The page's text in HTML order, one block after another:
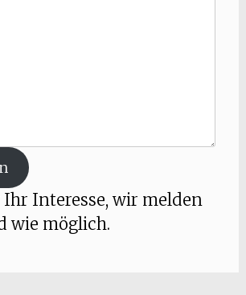
Ihr Interesse, wir melden
wie möglich.